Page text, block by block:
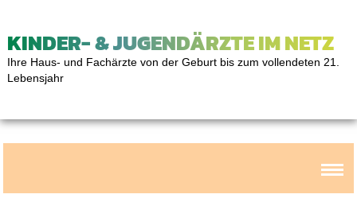
KINDER- & JUGENDÄRZTE IM NETZ
Ihre Haus- und Fachärzte von der Geburt bis zum vollendeten 21.
Lebensjahr